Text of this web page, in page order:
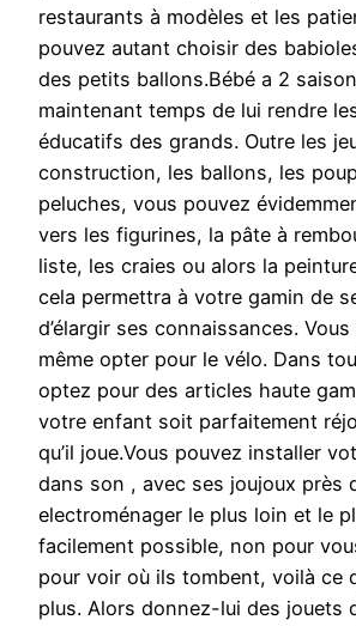
restaurants à modèles et les
pouvez autant choisir des
des petits ballons.Bébé a 2
maintenant temps de lui rendre
éducatifs des grands. Outre les
construction, les ballons, les
peluches, vous pouvez
vers les figurines, la pâte à
liste, les craies ou alors la
cela permettra à votre gamin de
d’élargir ses connaissances.
même opter pour le vélo. Dans
optez pour des articles haute
votre enfant soit parfaitement
qu’il joue.Vous pouvez installer
dans son , avec ses joujoux près
electroménager le plus loin et le
facilement possible, non pour
pour voir où ils tombent, voilà ce
plus. Alors donnez-lui des jouets